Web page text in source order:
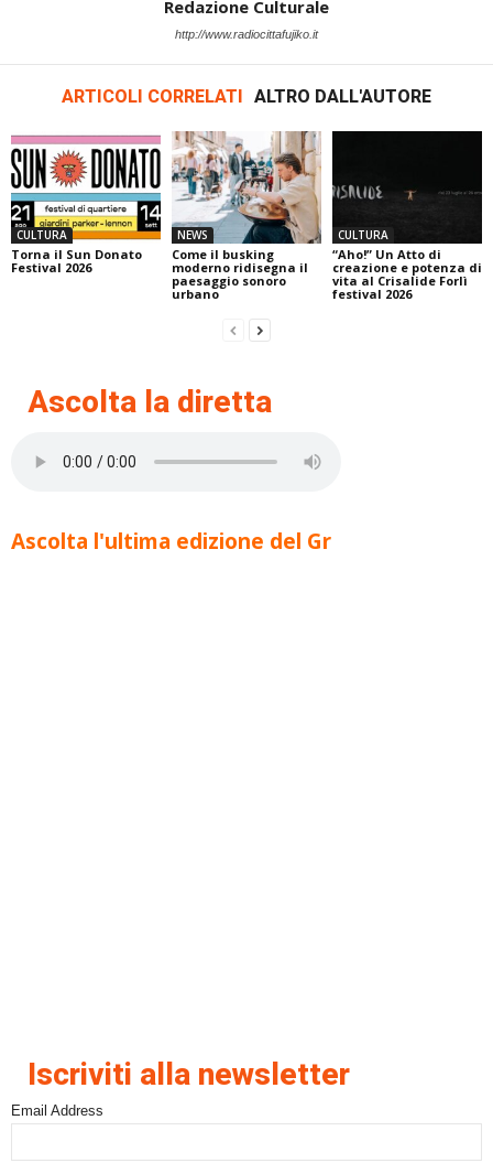
Redazione Culturale
http://www.radiocittafujiko.it
ARTICOLI CORRELATI ALTRO DALL'AUTORE
CULTURA
Torna il Sun Donato
Festival 2026
NEWS
Come il busking
moderno ridisegna il
paesaggio sonoro
urbano
CULTURA
“Aho!” Un Atto di
creazione e potenza di
vita al Crisalide Forlì
festival 2026
Ascolta la diretta
Ascolta l'ultima edizione del Gr
Iscriviti alla newsletter
Email Address